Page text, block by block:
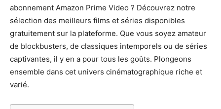
abonnement Amazon Prime Video ? Découvrez notre
sélection des meilleurs films et séries disponibles
gratuitement sur la plateforme. Que vous soyez amateur
de blockbusters, de classiques intemporels ou de séries
captivantes, il y en a pour tous les goûts. Plongeons
ensemble dans cet univers cinématographique riche et
varié.